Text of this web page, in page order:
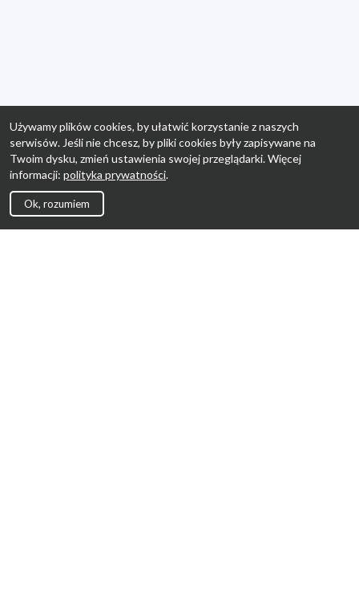
Używamy plików cookies, by ułatwić korzystanie z naszych
serwisów. Jeśli nie chcesz, by pliki cookies były zapisywane na
Twoim dysku, zmień ustawienia swojej przeglądarki. Więcej
informacji: polityka prywatności.
Ok, rozumiem